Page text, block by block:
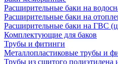
Расширительные баки на
Расширительные баки на
Расширительные баки на ГВС
Комплектующие для баков
Трубы и фитинги
Металлопластиковые трубы и
Трубы из сшитого полиэтилена